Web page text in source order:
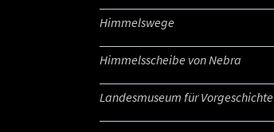
Himmelswege
Himmelsscheibe von Nebra
Landesmuseum für Vorgeschichte